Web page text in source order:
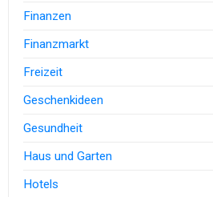
Finanzen
Finanzmarkt
Freizeit
Geschenkideen
Gesundheit
Haus und Garten
Hotels